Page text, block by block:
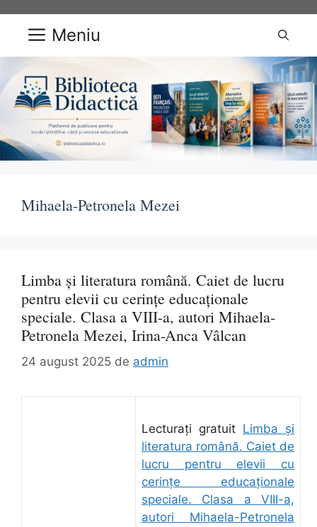
conținut Meniu
Mihaela-Petronela Mezei
Limba și literatura română. Caiet de lucru
pentru elevii cu cerințe educaționale
speciale. Clasa a VIII-a, autori Mihaela-
Petronela Mezei, Irina-Anca Vâlcan
24 august 2025 de admin
Lecturați gratuit Limba și
literatura română. Caiet de
lucru pentru elevii cu
cerințe educaționale
speciale. Clasa a VIII-a,
autori Mihaela-Petronela